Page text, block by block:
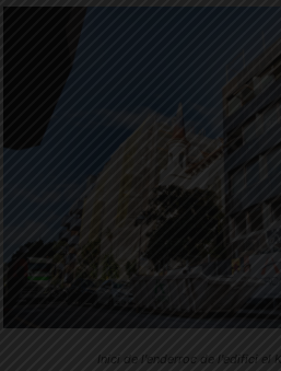
Inici de l'enderroc de l'edifici el